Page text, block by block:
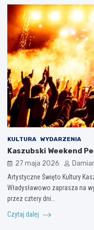
KULTURA WYDARZENIA
Kaszubski Weekend
27 maja 2026
Artystyczne Święto Kultury
Władysławowo zaprasza na
przez cztery dni…
Czytaj dalej